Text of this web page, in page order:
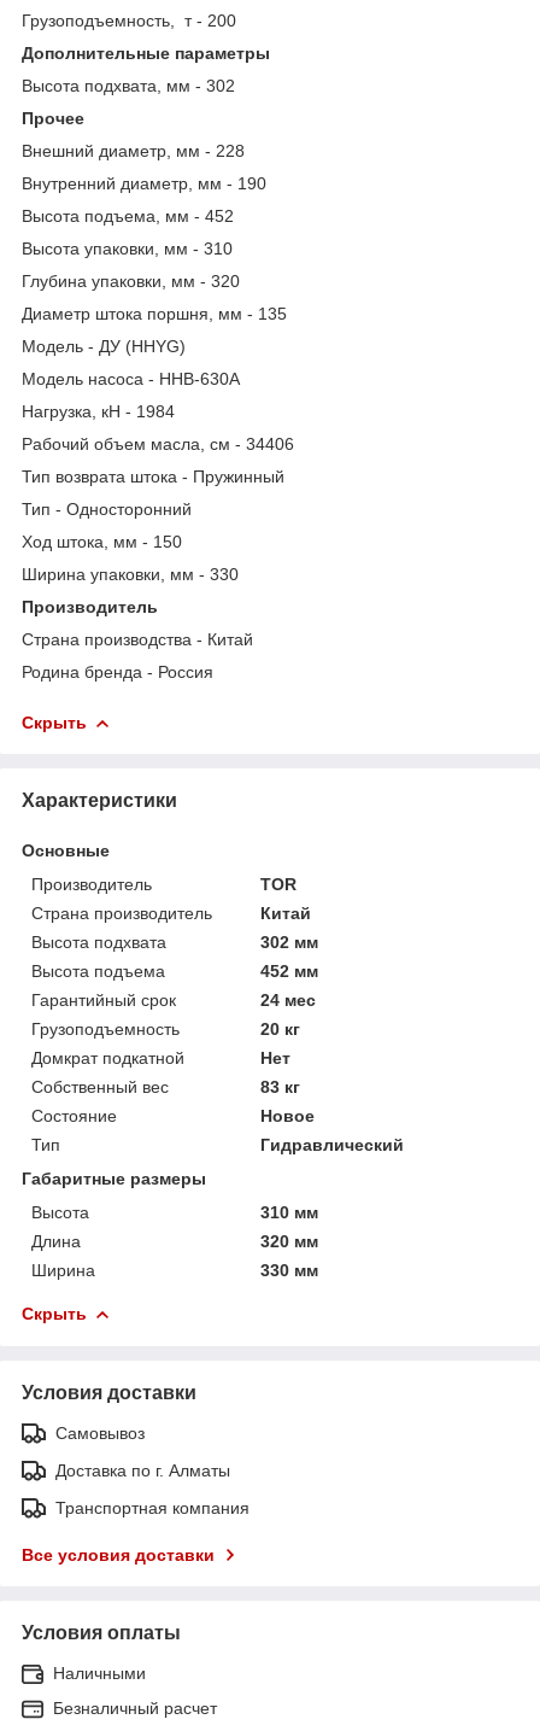
Грузоподъемность, т - 200
Дополнительные параметры
Высота подхвата, мм - 302
Прочее
Внешний диаметр, мм - 228
Внутренний диаметр, мм - 190
Высота подъема, мм - 452
Высота упаковки, мм - 310
Глубина упаковки, мм - 320
Диаметр штока поршня, мм - 135
Модель - ДУ (HHYG)
Модель насоса - HHB-630A
Нагрузка, кН - 1984
Рабочий объем масла, см - 34406
Тип возврата штока - Пружинный
Тип - Односторонний
Ход штока, мм - 150
Ширина упаковки, мм - 330
Производитель
Страна производства - Китай
Родина бренда - Россия
Скрыть
Характеристики
Основные
Производитель
TOR
Страна производитель
Китай
Высота подхвата
302 мм
Высота подъема
452 мм
Гарантийный срок
24 мес
Грузоподъемность
20 кг
Домкрат подкатной
Нет
Собственный вес
83 кг
Состояние
Новое
Тип
Гидравлический
Габаритные размеры
Высота
310 мм
Длина
320 мм
Ширина
330 мм
Скрыть
Условия доставки
Самовывоз
Доставка по г. Алматы
Транспортная компания
Все условия доставки
Условия оплаты
Наличными
Безналичный расчет